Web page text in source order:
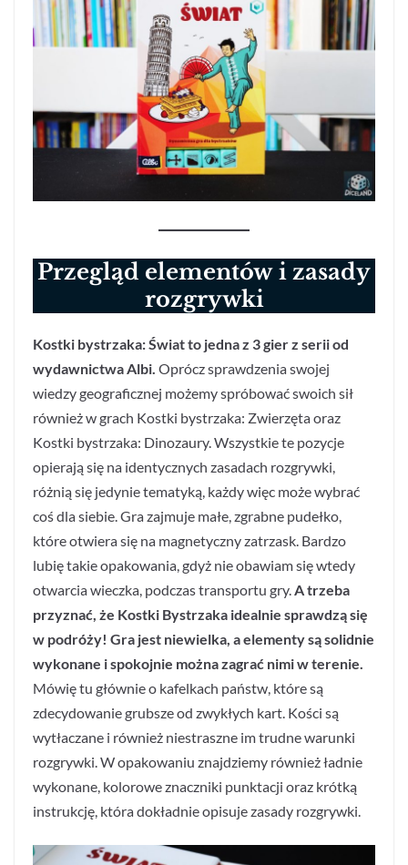
Przegląd elementów i zasady
rozgrywki
Kostki bystrzaka: Świat to jedna z 3 gier z serii od
wydawnictwa Albi. Oprócz sprawdzenia swojej
wiedzy geograficznej możemy spróbować swoich sił
również w grach Kostki bystrzaka: Zwierzęta oraz
Kostki bystrzaka: Dinozaury. Wszystkie te pozycje
opierają się na identycznych zasadach rozgrywki,
różnią się jedynie tematyką, każdy więc może wybrać
coś dla siebie. Gra zajmuje małe, zgrabne pudełko,
które otwiera się na magnetyczny zatrzask. Bardzo
lubię takie opakowania, gdyż nie obawiam się wtedy
otwarcia wieczka, podczas transportu gry.A trzeba
przyznać, że Kostki Bystrzaka idealnie sprawdzą się
w podróży! Gra jest niewielka, a elementy są solidnie
wykonane i spokojnie można zagrać nimi w terenie.
Mówię tu głównie o kafelkach państw, które są
zdecydowanie grubsze od zwykłych kart. Kości są
wytłaczane i również niestraszne im trudne warunki
rozgrywki. W opakowaniu znajdziemy również ładnie
wykonane, kolorowe znaczniki punktacji oraz krótką
instrukcję, która dokładnie opisuje zasady rozgrywki.